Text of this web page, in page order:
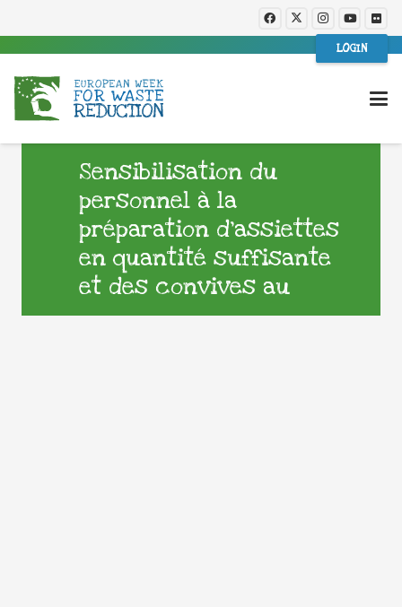
LOGIN
Sensibilisation du
personnel à la
préparation d’assiettes
en quantité suffisante
et des convives au